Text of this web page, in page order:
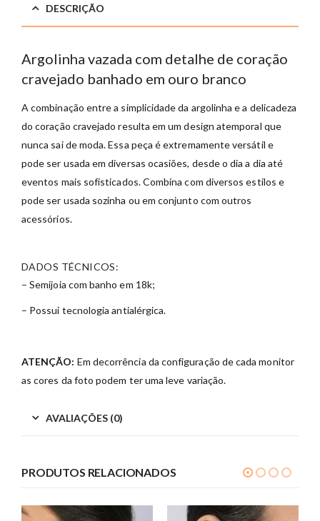
DESCRIÇÃO
Argolinha vazada com detalhe de coração
cravejado banhado em ouro branco
A combinação entre a simplicidade da argolinha e a delicadeza
do coração cravejado resulta em um design atemporal que
nunca sai de moda. Essa peça é extremamente versátil e
pode ser usada em diversas ocasiões, desde o dia a dia até
eventos mais sofisticados. Combina com diversos estilos e
pode ser usada sozinha ou em conjunto com outros
acessórios.
DADOS TÉCNICOS:
– Semijoia com banho em 18k;
– Possui tecnologia antialérgica.
ATENÇÃO: Em decorrência da configuração de cada monitor
as cores da foto podem ter uma leve variação.
AVALIAÇÕES (0)
PRODUTOS RELACIONADOS